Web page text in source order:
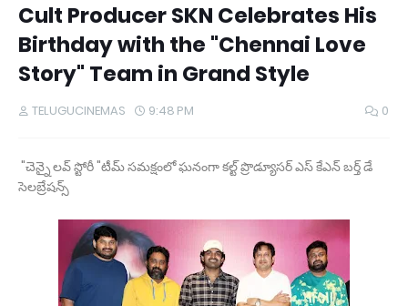
Cult Producer SKN Celebrates His
Birthday with the "Chennai Love
Story" Team in Grand Style
TELUGUCINEMAS 9:48 PM 0
"చెన్నై లవ్ స్టోరీ "టీమ్ సమక్షంలో ఘనంగా కల్ట్ ప్రొడ్యూసర్ ఎస్ కేఎన్ బర్త్ డే
సెలబ్రేషన్స్